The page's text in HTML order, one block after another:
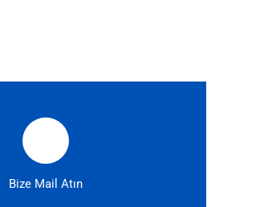
Bize Mail Atın